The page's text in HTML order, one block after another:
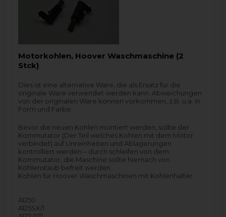
Motorkohlen, Hoover Waschmaschine (2
Stck)
Dies ist eine alternative Ware, die als Ersatz für die
originale Ware verwendet werden kann. Abweichungen
von der originalen Ware können vorkommen, z.B. u.a. in
Form und Farbe.
Bevor die neuen Kohlen montiert werden, sollte der
Kommutator (Der Teil welches Kohlen mit dem Motor
verbindet) auf Unreinheiten und Ablagerungen
kontrolliert werden – durch schleifen von dem
Kommutator, die Maschine sollte hiernach von
Kohlenstaub befreit werden.
Kohlen für Hoover Waschmaschinen mit Kohlenhalter.
A1250
A125SX/1